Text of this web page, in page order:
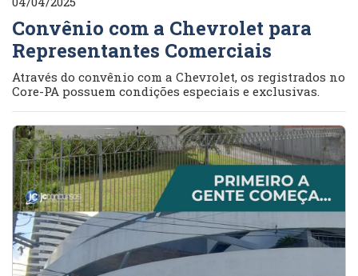
Convênio com a Chevrolet para
Representantes Comerciais
Através do convênio com a Chevrolet, os registrados no
Core-PA possuem condições especiais e exclusivas.